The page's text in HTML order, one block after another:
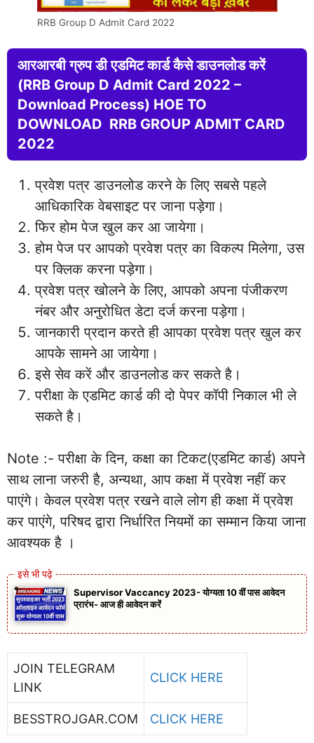
RRB Group D Admit Card 2022
आरआरबी ग्रुप डी एडमिट कार्ड कैसे डाउनलोड करें
(RRB Group D Admit Card 2022 –
Download Process) HOE TO
DOWNLOAD RRB GROUP ADMIT CARD
2022
प्रवेश पत्र डाउनलोड करने के लिए सबसे पहले
आधिकारिक वेबसाइट पर जाना पड़ेगा।
फिर होम पेज खुल कर आ जायेगा।
होम पेज पर आपको प्रवेश पत्र का विकल्प मिलेगा, उस
पर क्लिक करना पड़ेगा।
प्रवेश पत्र खोलने के लिए, आपको अपना पंजीकरण
नंबर और अनुरोधित डेटा दर्ज करना पड़ेगा।
जानकारी प्रदान करते ही आपका प्रवेश पत्र खुल कर
आपके सामने आ जायेगा।
इसे सेव करें और डाउनलोड कर सकते है।
परीक्षा के एडमिट कार्ड की दो पेपर कॉपी निकाल भी ले
सकते है।
Note :- परीक्षा के दिन, कक्षा का टिकट(एडमिट कार्ड) अपने
साथ लाना जरुरी है, अन्यथा, आप कक्षा में प्रवेश नहीं कर
पाएंगे। केवल प्रवेश पत्र रखने वाले लोग ही कक्षा में प्रवेश
कर पाएंगे, परिषद द्वारा निर्धारित नियमों का सम्मान किया जाना
आवश्यक है ।
Supervisor Vaccancy 2023- योग्यता 10 वीं पास आवेदन
प्रारंभ- आज ही आवेदन करें
JOIN TELEGRAM
LINK
CLICK HERE
BESSTROJGAR.COM CLICK HERE